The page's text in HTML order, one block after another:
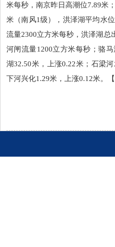
米每秒，南京昨日高潮位7.89米
米（南风1级），洪泽湖平均水
流量2300立方米每秒，洪泽湖总
河闸流量1200立方米每秒；骆
湖32.50米，上涨0.22米；石梁
下河兴化1.29米，上涨0.12米。【